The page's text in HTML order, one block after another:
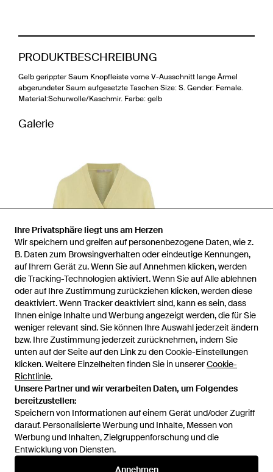
Ihre Privatsphäre liegt uns am Herzen
Wir speichern und greifen auf personenbezogene Daten, wie z.
B. Daten zum Browsingverhalten oder eindeutige Kennungen,
auf Ihrem Gerät zu. Wenn Sie auf Annehmen klicken, werden
die Tracking-Technologien aktiviert. Wenn Sie auf Alle ablehnen
oder auf Ihre Zustimmung zurückziehen klicken, werden diese
deaktiviert. Wenn Tracker deaktiviert sind, kann es sein, dass
Ihnen einige Inhalte und Werbung angezeigt werden, die für Sie
weniger relevant sind. Sie können Ihre Auswahl jederzeit ändern
bzw. Ihre Zustimmung jederzeit zurücknehmen, indem Sie
unten auf der Seite auf den Link zu den Cookie-Einstellungen
klicken. Weitere Einzelheiten finden Sie in unsererCookie-
Richtlinie.
Unsere Partner und wir verarbeiten Daten, um Folgendes
bereitzustellen:
Speichern von Informationen auf einem Gerät und/oder Zugriff
darauf. Personalisierte Werbung und Inhalte, Messen von
Werbung und Inhalten, Zielgruppenforschung und die
Entwicklung von Diensten.
Annehmen
PRODUKTBESCHREIBUNG
Gelb gerippter Saum Knopfleiste vorne V-Ausschnitt lange Ärmel
abgerundeter Saum aufgesetzte Taschen Size: S. Gender: Female.
Material:Schurwolle/Kaschmir. Farbe: gelb
Galerie
1
Zuvor verkauft bei: